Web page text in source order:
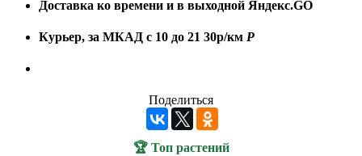
Доставка ко времени и в выходной Яндекс.GO
Курьер, за МКАД с 10 до 21 30р/км Р
Поделиться
🏆 Топ растений